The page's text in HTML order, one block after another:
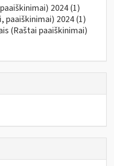
2024 (1)
paaiškinimai) 2024 (1)
(Raštai paaiškinimai)